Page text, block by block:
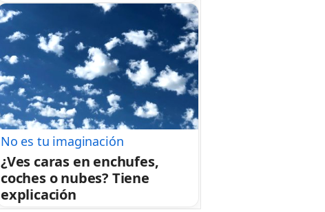
No es tu imaginación
¿Ves caras en enchufes,
coches o nubes? Tiene
explicación